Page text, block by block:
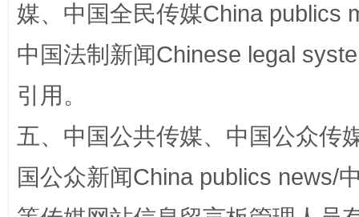
媒、中国全民传媒China publics
中国法制新闻Chinese legal
引用。
五、中国公共传媒、中国公众传
国公众新闻China publics news/